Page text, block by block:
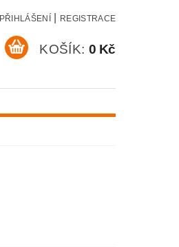
PŘIHLÁŠENÍ REGISTRACE
KOŠÍK: 0 Kč